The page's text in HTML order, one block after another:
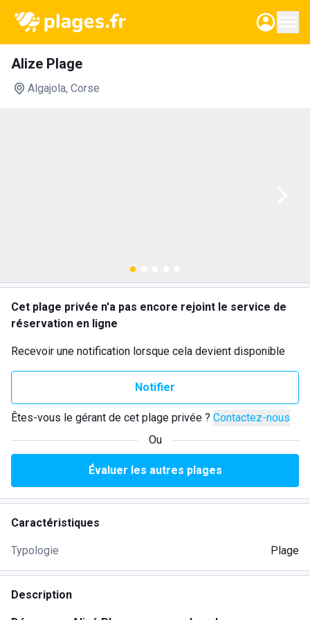
Alize Plage
Algajola, Corse
Cet plage privée n'a pas encore rejoint le service de
réservation en ligne
Recevoir une notification lorsque cela devient disponible
Notifier
Êtes-vous le gérant de cet plage privée ? Contactez-nous
Ou
Évaluer les autres plages
Caractéristiques
Typologie Plage
Description